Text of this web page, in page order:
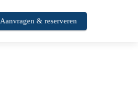
Aanvragen & reserveren